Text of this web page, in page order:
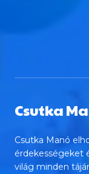
Csutka
Csutka Manó
érdekességeket
világ minden